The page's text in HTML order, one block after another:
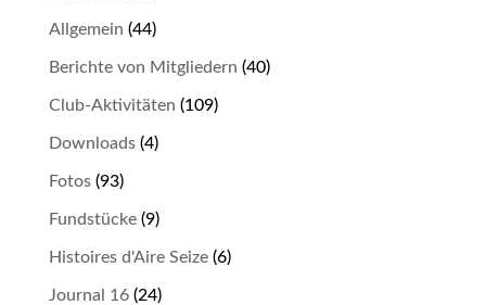
Allgemein (44)
Berichte von Mitgliedern (40)
Club-Aktivitäten (109)
Downloads(4)
Fotos(93)
Fundstücke(9)
Histoires d'Aire Seize(6)
Journal 16(24)